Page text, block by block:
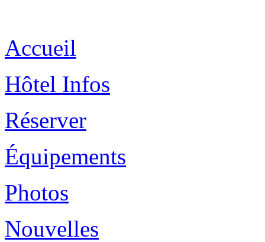
Accueil
Hôtel Infos
Réserver
Équipements
Photos
Nouvelles